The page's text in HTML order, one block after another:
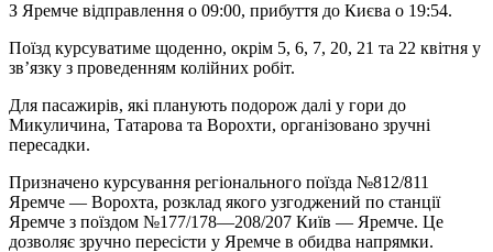
З Яремче відправлення о 09:00, прибуття до Києва о 19:54.
Поїзд курсуватиме щоденно, окрім 5, 6, 7, 20, 21 та 22 квітня у
зв’язку з проведенням колійних робіт.
Для пасажирів, які планують подорож далі у гори до
Микуличина, Татарова та Ворохти, організовано зручні
пересадки.
Призначено курсування регіонального поїзда №812/811
Яремче — Ворохта, розклад якого узгоджений по станції
Яремче з поїздом №177/178—208/207 Київ — Яремче. Це
дозволяє зручно пересісти у Яремче в обидва напрямки.